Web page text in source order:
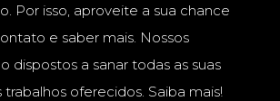
Por isso, aproveite a sua chance
e saber mais. Nossos
dispostos a sanar todas as suas
trabalhos oferecidos. Saiba mais!